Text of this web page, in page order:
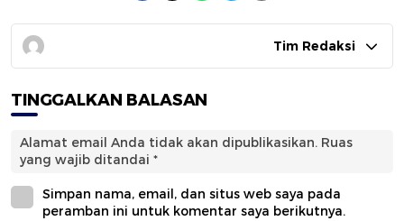
Tim Redaksi
TINGGALKAN BALASAN
Alamat email Anda tidak akan dipublikasikan. Ruas
yang wajib ditandai *
Simpan nama, email, dan situs web saya pada
peramban ini untuk komentar saya berikutnya.